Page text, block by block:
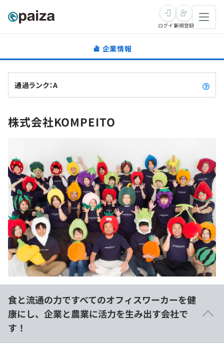
転職成功ガイド
インタビュー
新卒就活
求人検索
インターン
新卒エージェント
イベント・セミナー
インタビュー
学習
問題集
4択課題
ナレッジ
リファレンス
プラン
個人向けプラン
法人向けプラン
プログラミング言語
SQL
評価結果一覧
再チャレンジ結果一覧
ゲーム・マンガ
メディア
Tech Team Journal
paiza times
note
paizaとは？
ログイン新規登録
企業情報
通過ランク：A
株式会社KOMPEITO
食と流通の力ですべてのオフィスワーカーを健
康にし、企業と農業に活力を生み出す会社で
す！